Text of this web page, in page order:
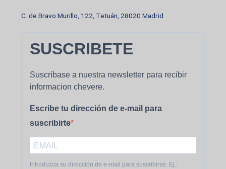
C. de Bravo Murillo, 122, Tetuán, 28020 Madrid
SUSCRIBETE
Suscríbase a nuestra newsletter para recibir
informacion chevere.
Escribe tu dirección de e-mail para
suscribirte
Introduzca su dirección de e-mail para suscribirse. Ej.: